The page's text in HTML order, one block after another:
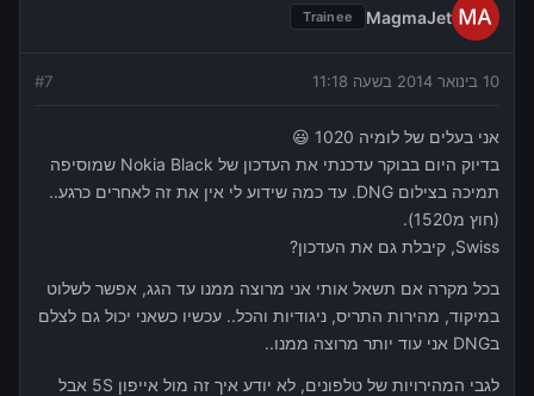
MagmaJet
Trainee
10 בינואר 2014 בשעה 11:18 #7
אני בעלים של לומיה 1020 😃
בדיוק היום בבוקר עדכנתי את העדכון של Nokia Black שמוסיפה
תמיכה בצילום DNG. עד כמה שידוע לי אין את זה לאחרים כרגע..
(חוץ מ1520).
Swiss, קיבלת גם את העדכון?
בכל מקרה אם תשאל אותי אני מרוצה ממנו עד הגג, אפשר לשלוט
במיקוד, מהירות התריס, ניגודיות והכל.. עכשיו כשאני יכול גם לצלם
בDNG אני עוד יותר מרוצה ממנו..
לגבי המהירויות של טלפונים, לא יודע איך זה מול אייפון 5S אבל